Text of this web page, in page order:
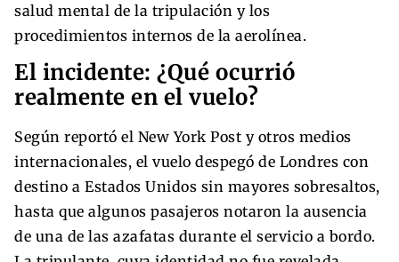
salud mental de la tripulación y los
procedimientos internos de la aerolínea.
El incidente: ¿Qué ocurrió
realmente en el vuelo?
Según reportó el New York Post y otros medios
internacionales, el vuelo despegó de Londres con
destino a Estados Unidos sin mayores sobresaltos,
hasta que algunos pasajeros notaron la ausencia
de una de las azafatas durante el servicio a bordo.